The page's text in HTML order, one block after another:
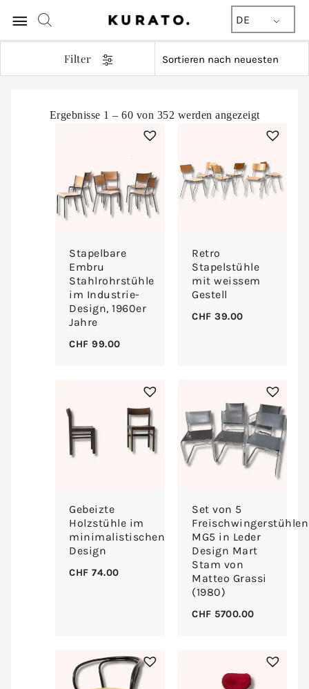
DE
Hauptmenü
Filter
Ergebnisse 1 – 60 von 352 werden angezeigtAktualität
sortiert
Stapelbare
Embru
Stahlrohrstühle
im Industrie-
Design, 1960er
Jahre
CHF 99.00
Retro
Stapelstühle
mit weissem
Gestell
CHF 39.00
Gebeizte
Holzstühle im
minimalistischen
Design
CHF 74.00
Set von 5
Freischwingerstühlen
MG5 in Leder
Design Mart
Stam von
Matteo Grassi
(1980)
CHF 5700.00